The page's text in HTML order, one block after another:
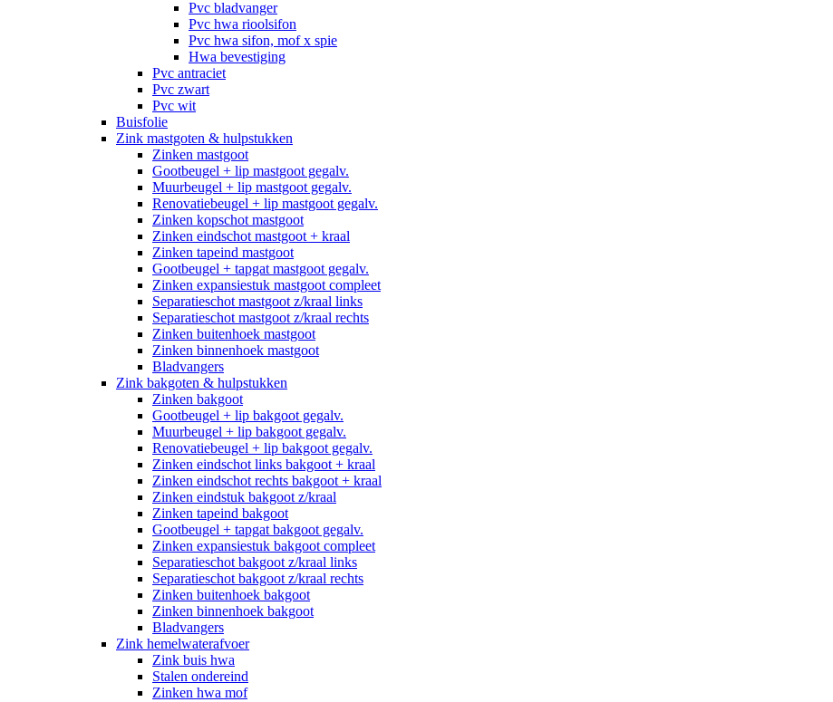
Pvc bladvanger
Pvc hwa rioolsifon
Pvc hwa sifon, mof x spie
Hwa bevestiging
Pvc antraciet
Pvc zwart
Pvc wit
Buisfolie
Zink mastgoten & hulpstukken
Zinken mastgoot
Gootbeugel + lip mastgoot gegalv.
Muurbeugel + lip mastgoot gegalv.
Renovatiebeugel + lip mastgoot gegalv.
Zinken kopschot mastgoot
Zinken eindschot mastgoot + kraal
Zinken tapeind mastgoot
Gootbeugel + tapgat mastgoot gegalv.
Zinken expansiestuk mastgoot compleet
Separatieschot mastgoot z/kraal links
Separatieschot mastgoot z/kraal rechts
Zinken buitenhoek mastgoot
Zinken binnenhoek mastgoot
Bladvangers
Zink bakgoten & hulpstukken
Zinken bakgoot
Gootbeugel + lip bakgoot gegalv.
Muurbeugel + lip bakgoot gegalv.
Renovatiebeugel + lip bakgoot gegalv.
Zinken eindschot links bakgoot + kraal
Zinken eindschot rechts bakgoot + kraal
Zinken eindstuk bakgoot z/kraal
Zinken tapeind bakgoot
Gootbeugel + tapgat bakgoot gegalv.
Zinken expansiestuk bakgoot compleet
Separatieschot bakgoot z/kraal links
Separatieschot bakgoot z/kraal rechts
Zinken buitenhoek bakgoot
Zinken binnenhoek bakgoot
Bladvangers
Zink hemelwaterafvoer
Zink buis hwa
Stalen ondereind
Zinken hwa mof